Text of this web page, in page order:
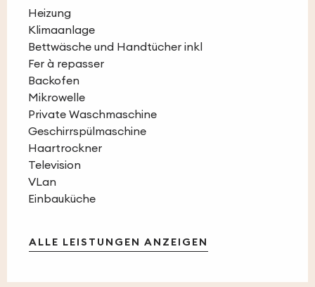
Heizung
Klimaanlage
Bettwäsche und Handtücher inkl
Fer à repasser
Backofen
Mikrowelle
Private Waschmaschine
Geschirrspülmaschine
Haartrockner
Television
VLan
Einbauküche
ALLE LEISTUNGEN ANZEIGEN